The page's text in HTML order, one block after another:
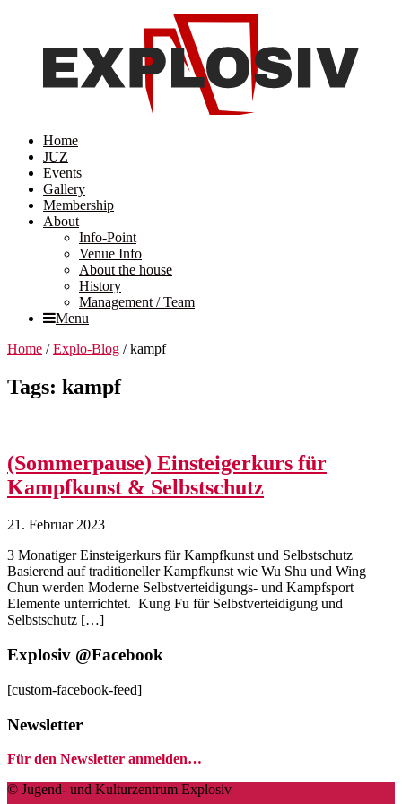
Home
JUZ
Events
Gallery
Membership
About
Info-Point
Venue Info
About the house
History
Management / Team
Menu
Home / Explo-Blog / kampf
Tags: kampf
(Sommerpause) Einsteigerkurs für
Kampfkunst & Selbstschutz
21. Februar 2023
3 Monatiger Einsteigerkurs für Kampfkunst und Selbstschutz
Basierend auf traditioneller Kampfkunst wie Wu Shu und Wing
Chun werden Moderne Selbstverteidigungs- und Kampfsport
Elemente unterrichtet. Kung Fu für Selbstverteidigung und
Selbstschutz […]
Explosiv @Facebook
[custom-facebook-feed]
Newsletter
Für den Newsletter anmelden…
© Jugend- und Kulturzentrum Explosiv